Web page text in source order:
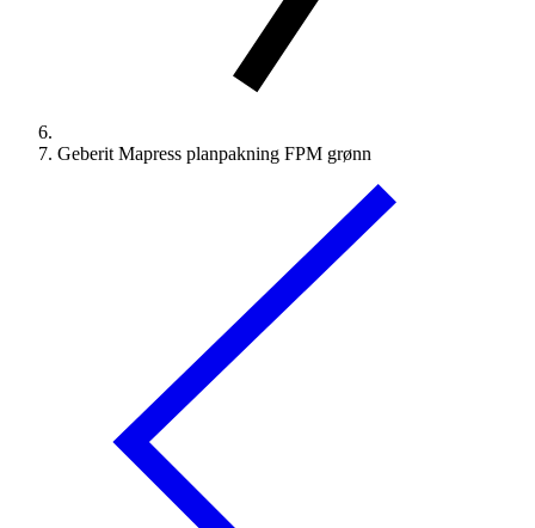
Geberit Mapress planpakning FPM grønn